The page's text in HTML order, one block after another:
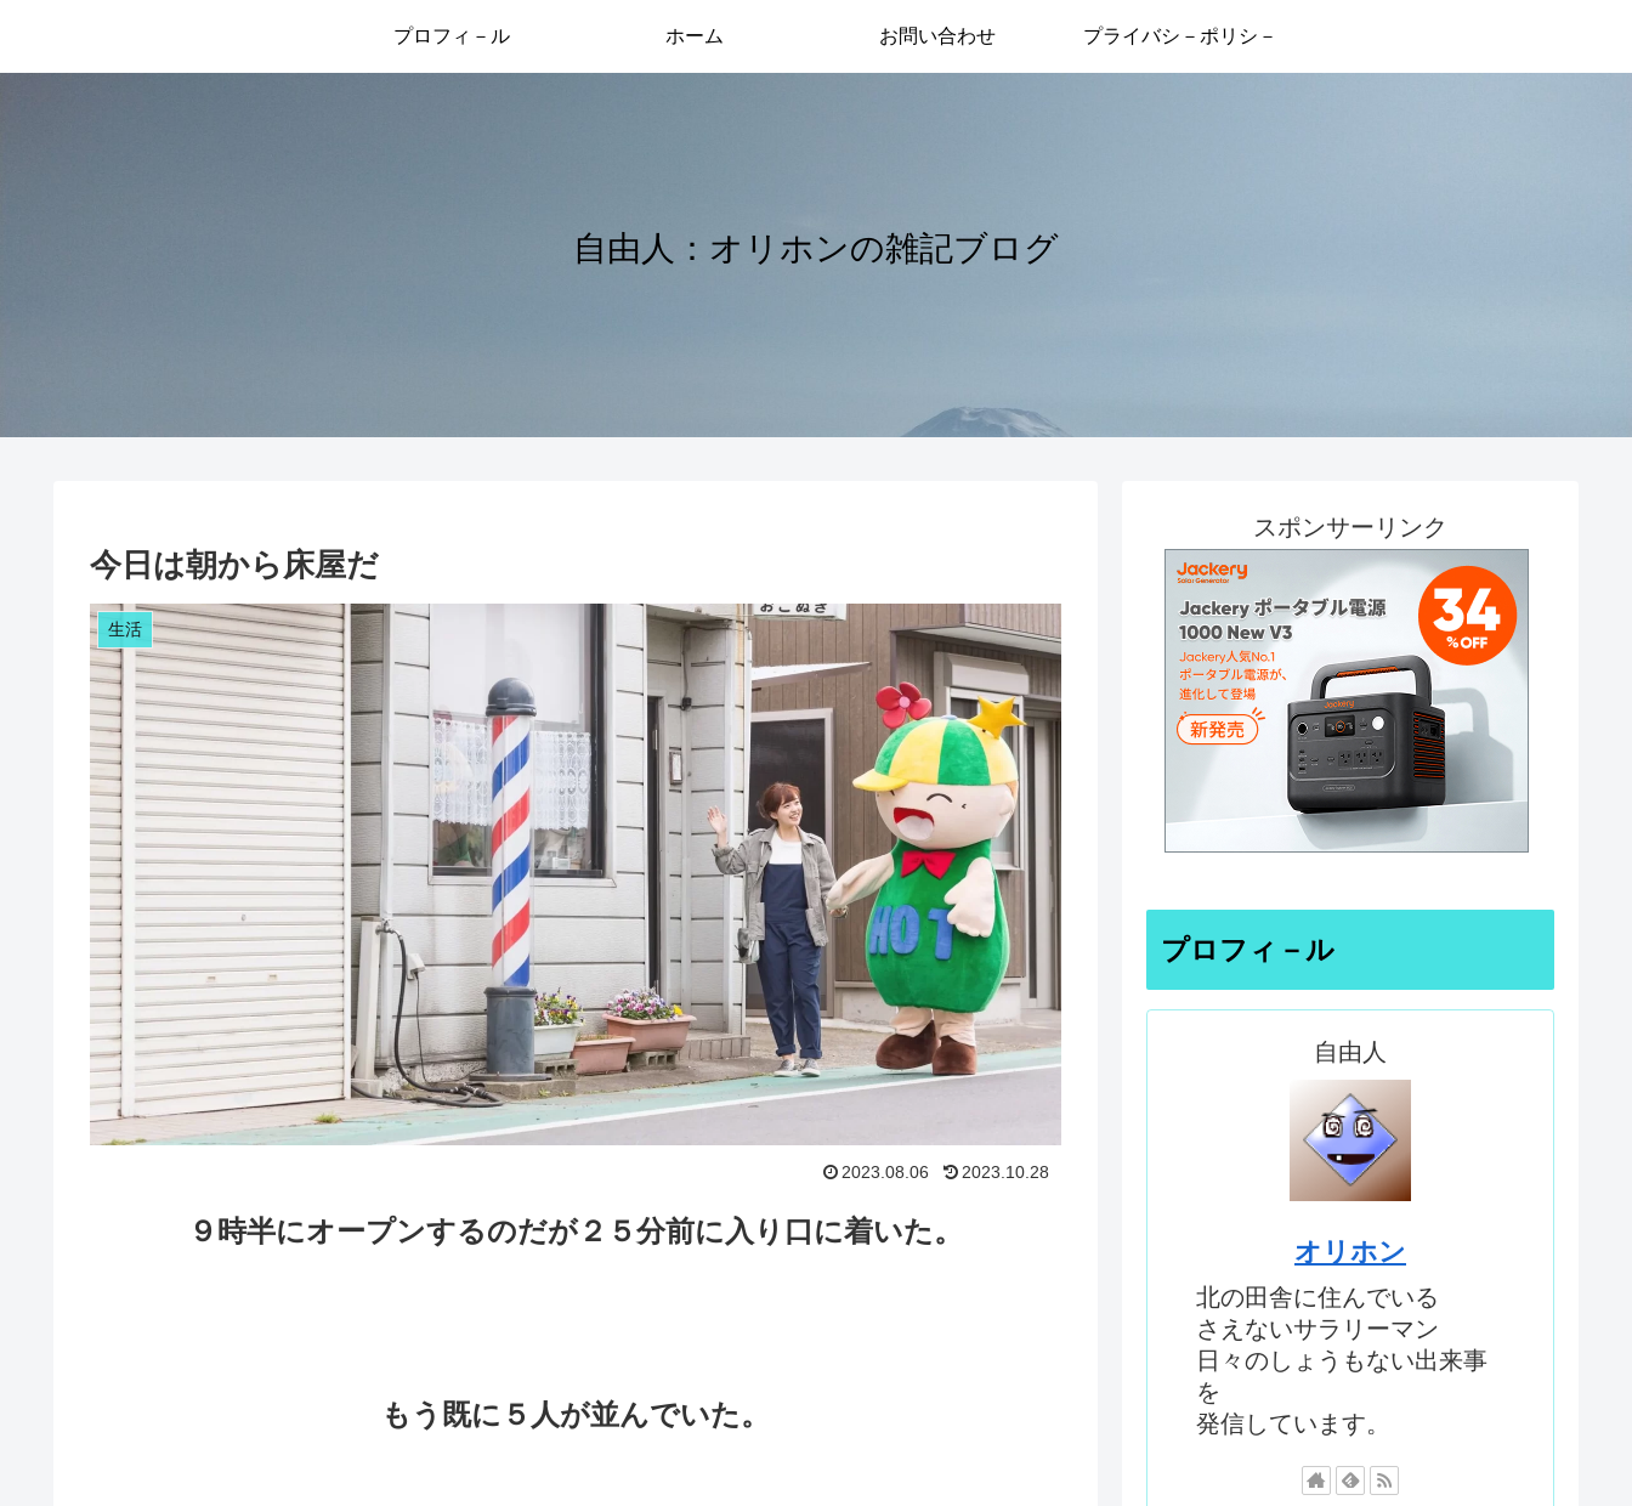
自由人：オリホンの雑記ブログ
プロフィ－ル ホーム お問い合わせ プライバシ－ポリシ－
今日は朝から床屋だ
生活
2023.08.06 2023.10.28
９時半にオープンするのだが２５分前に入り口に着いた。
もう既に５人が並んでいた。
スポンサーリンク
プロフィ－ル
自由人
オリホン
北の田舎に住んでいる
さえないサラリーマン
日々のしょうもない出来事
を
発信しています。